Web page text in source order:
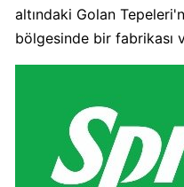
Algida
Kimin?
altındaki Golan
bölgesinde bir fabrikası